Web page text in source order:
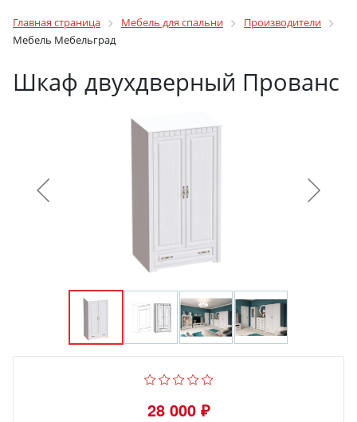
Главная страница Мебель для спальни
Производители
Мебель Мебельград
Шкаф двухдверный Прованс
28 000 ₽